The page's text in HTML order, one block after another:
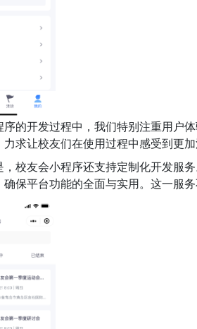
序的开发过程中，我们特别注重用户
求让校友们在使用过程中感受到更加
，校友会小程序还支持定制化开发服
保平台功能的全面与实用。这一服